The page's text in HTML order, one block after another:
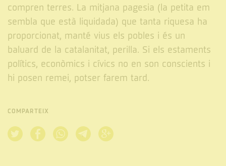
compren terres. La mitjana pagesia (la petita em
sembla que està liquidada) que tanta riquesa ha
proporcionat, manté vius els pobles i és un
baluard de la catalanitat, perilla. Si els estaments
polítics, econòmics i cívics no en son conscients i
hi posen remei, potser farem tard.
COMPARTEIX